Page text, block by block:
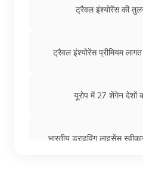
ट्रैवल इंश्योरेंस की
ट्रैवल इंश्योरेंस प्रीमियम
यूरोप में 27 शेंगेन देशों
भारतीय ड्राइविंग लाइसेंस